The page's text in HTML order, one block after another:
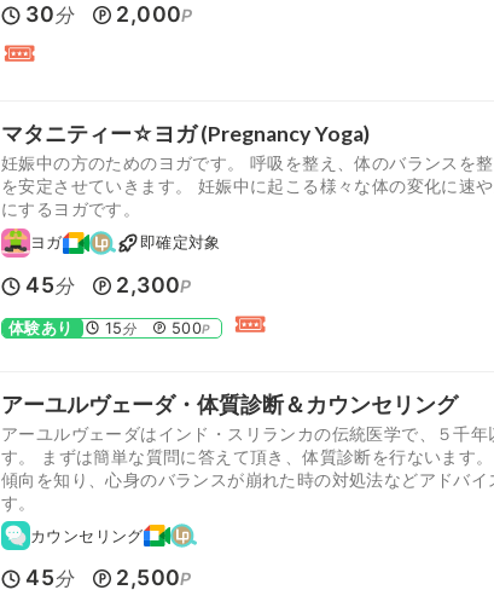
30分 2,000P
マタニティー☆ヨガ (Pregnancy Yoga)
妊娠中の方のためのヨガです。 呼吸を整え、体のバランスを
を安定させていきます。 妊娠中に起こる様々な体の変化に速
にするヨガです。
ヨガ 即確定対象
45分 2,300P
体験あり 15分 500P
アーユルヴェーダ・体質診断＆カウンセリング
アーユルヴェーダはインド・スリランカの伝統医学で、５千年
す。 まずは簡単な質問に答えて頂き、体質診断を行ないます
傾向を知り、心身のバランスが崩れた時の対処法などアドバイ
す。
カウンセリング
45分 2,500P